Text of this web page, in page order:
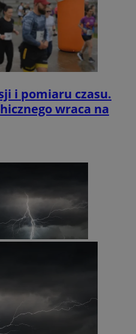
i pomiaru czasu.
wraca na